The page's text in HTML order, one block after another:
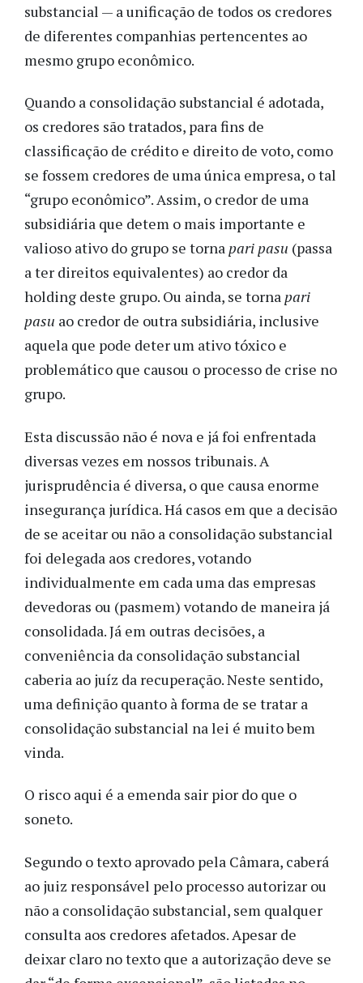
substancial — a unificação de todos os credores
de diferentes companhias pertencentes ao
mesmo grupo econômico.
Quando a consolidação substancial é adotada,
os credores são tratados, para fins de
classificação de crédito e direito de voto, como
se fossem credores de uma única empresa, o tal
“grupo econômico”. Assim, o credor de uma
subsidiária que detem o mais importante e
valioso ativo do grupo se torna pari pasu (passa
a ter direitos equivalentes) ao credor da
holding deste grupo. Ou ainda, se torna pari
pasu ao credor de outra subsidiária, inclusive
aquela que pode deter um ativo tóxico e
problemático que causou o processo de crise no
grupo.
Esta discussão não é nova e já foi enfrentada
diversas vezes em nossos tribunais. A
jurisprudência é diversa, o que causa enorme
insegurança jurídica. Há casos em que a decisão
de se aceitar ou não a consolidação substancial
foi delegada aos credores, votando
individualmente em cada uma das empresas
devedoras ou (pasmem) votando de maneira já
consolidada. Já em outras decisões, a
conveniência da consolidação substancial
caberia ao juíz da recuperação. Neste sentido,
uma definição quanto à forma de se tratar a
consolidação substancial na lei é muito bem
vinda.
O risco aqui é a emenda sair pior do que o
soneto.
Segundo o texto aprovado pela Câmara, caberá
ao juiz responsável pelo processo autorizar ou
não a consolidação substancial, sem qualquer
consulta aos credores afetados. Apesar de
deixar claro no texto que a autorização deve se